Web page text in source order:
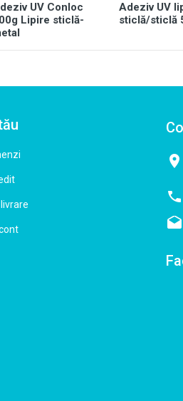
UV Conloc
Lipire sticlă-
Adeziv UV
sticlă/sticlă